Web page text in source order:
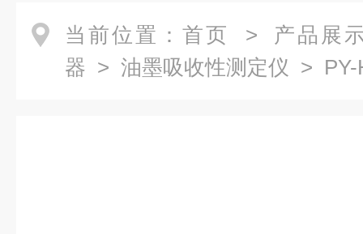
当前位置： 首页 > 产品展
器 > 油墨吸收性测定仪 > PY-